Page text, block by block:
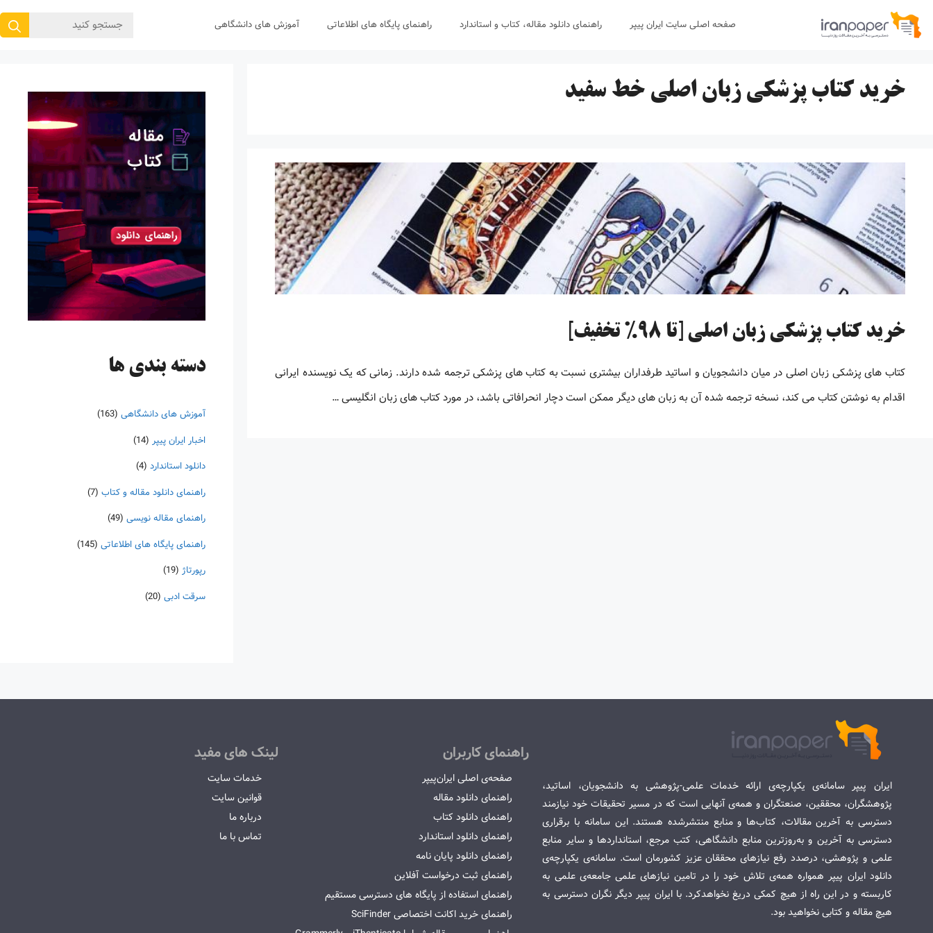
پرش
صفحه اصلی سایت ایران پیپر راهنمای دانلود مقاله، کتاب و استاندارد راهنمای پایگاه های اطلاعاتی آموزش های دانشگاهی
جستجوی
خرید کتاب پزشکی زبان اصلی خط سفید
خرید کتاب پزشکی زبان اصلی [تا 98% تخفیف]
کتاب های پزشکی زبان اصلی در میان دانشجویان و اساتید طرفداران بیشتری نسبت به کتاب های پزشکی ترجمه شده دارند. زمانی که یک نویسنده ایرانی
اقدام به نوشتن کتاب می کند، نسخه ترجمه شده آن به زبان های دیگر ممکن است دچار انحرافاتی باشد، در مورد کتاب های زبان انگلیسی …
دسته‌ بندی ها
آموزش های دانشگاهی (163)
اخبار ایران پیپر (14)
دانلود استاندارد (4)
راهنمای دانلود مقاله و کتاب (7)
راهنمای مقاله نویسی (49)
راهنمای پایگاه های اطلاعاتی (145)
رپورتاژ (19)
سرقت ادبی (20)
ایران پیپر سامانه‌ی یکپارچه‌ی ارائه خدمات علمی-پژوهشی به دانشجویان، اساتید،
پژوهشگران، محققین، صنعتگران و همه‌ی آنهایی است که در مسیر تحقیقات خود نیازمند
دسترسی به آخرین مقالات، کتاب‌ها و منابع منتشرشده هستند. این سامانه با برقراری
دسترسی به آخرین و به‌روزترین منابع دانشگاهی، کتب مرجع، استانداردها و سایر منابع
علمی و پژوهشی، درصدد رفع نیازهای محققان عزیز کشورمان است. سامانه‌ی یکپارچه‌ی
دانلود ایران پیپر همواره همه‌ی تلاش خود را در تامین نیازهای علمی جامعه‌ی علمی به
کاربسته و در این راه از هیچ کمکی دریغ نخواهدکرد. با ایران پیپر دیگر نگران دسترسی به
هیچ مقاله و کتابی نخواهید بود.
راهنمای کاربران
صفحه‌ی اصلی ایران‌پیپر
راهنمای دانلود مقاله
راهنمای دانلود کتاب
راهنمای دانلود استاندارد
راهنمای دانلود پایان نامه
راهنمای ثبت درخواست آفلاین
راهنمای استفاده از پایگاه های دسترسی مستقیم
راهنمای خرید اکانت اختصاصی SciFinder
لینک های مفید
خدمات سایت
قوانین سایت
درباره ما
تماس با ما